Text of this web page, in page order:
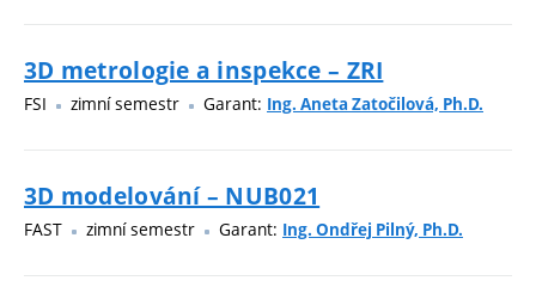
3D metrologie a inspekce – ZRI
FSI zimní semestr Garant: Ing. Aneta Zatočilová, Ph.D.
3D modelování – NUB021
FAST zimní semestr Garant: Ing. Ondřej Pilný, Ph.D.